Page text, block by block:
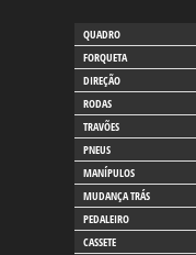
QUADRO
FORQUETA
DIREÇÃO
RODAS
TRAVÕES
PNEUS
MANÍPULOS
MUDANÇA TRÁS
PEDALEIRO
CASSETE